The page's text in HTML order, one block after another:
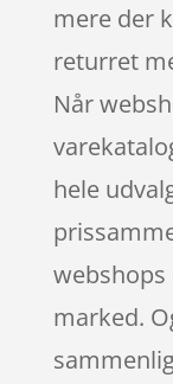
mere der
returret
Når
hele
webshops
marked.